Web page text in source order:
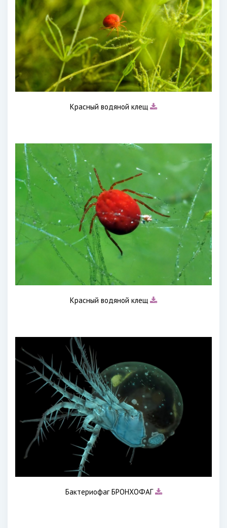
Красный водяной клещ
Красный водяной клещ
Бактериофаг БРОНХОФАГ